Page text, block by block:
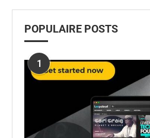
POPULAIRE POSTS
1